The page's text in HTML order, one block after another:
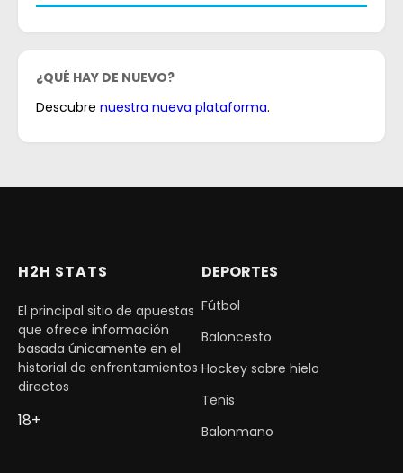
¿QUÉ HAY DE NUEVO?
Descubre nuestra nueva plataforma.
H2H STATS
El principal sitio de apuestas
que ofrece información
basada únicamente en el
historial de enfrentamientos
directos
18+
DEPORTES
Fútbol
Baloncesto
Hockey sobre hielo
Tenis
Balonmano